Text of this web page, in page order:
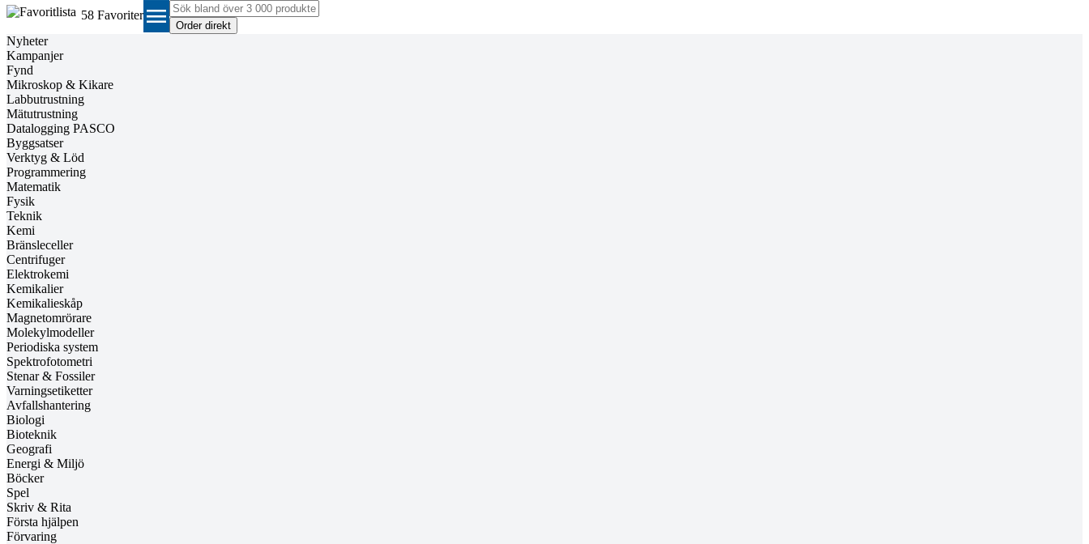
58 Favoriter menu
Nyheter
Kampanjer
Fynd
Mikroskop & Kikare
Labbutrustning
Mätutrustning
Datalogging PASCO
Byggsatser
Verktyg & Löd
Programmering
Matematik
Fysik
Teknik
Kemi
Bränsleceller
Centrifuger
Elektrokemi
Kemikalier
Kemikalieskåp
Magnetomrörare
Molekylmodeller
Periodiska system
Spektrofotometri
Stenar & Fossiler
Varningsetiketter
Avfallshantering
Biologi
Bioteknik
Geografi
Energi & Miljö
Böcker
Spel
Skriv & Rita
Första hjälpen
Förvaring